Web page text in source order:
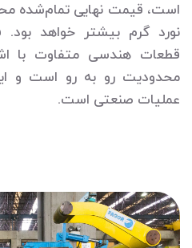
است، قیمت نهایی تمام‌شده
نورد گرم بیشتر خواهد بود.
قطعات هندسی متفاوت با
محدودیت رو به رو است و
عملیات صنعتی است.